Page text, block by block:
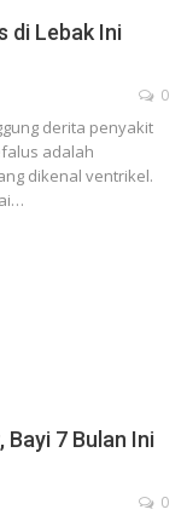
di Lebak Ini
0
derita penyakit
adalah
dikenal ventrikel.
7 Bulan Ini
0